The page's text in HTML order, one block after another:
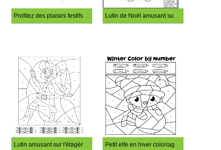
Profitez des plaisirs festifs avec l'elfe de Noël coloriage magique Lutin de Noël amusant sur l'étagère coloriage magique
Lutin amusant sur l'étagère coloriage magique Petit elfe en hiver coloriage magique